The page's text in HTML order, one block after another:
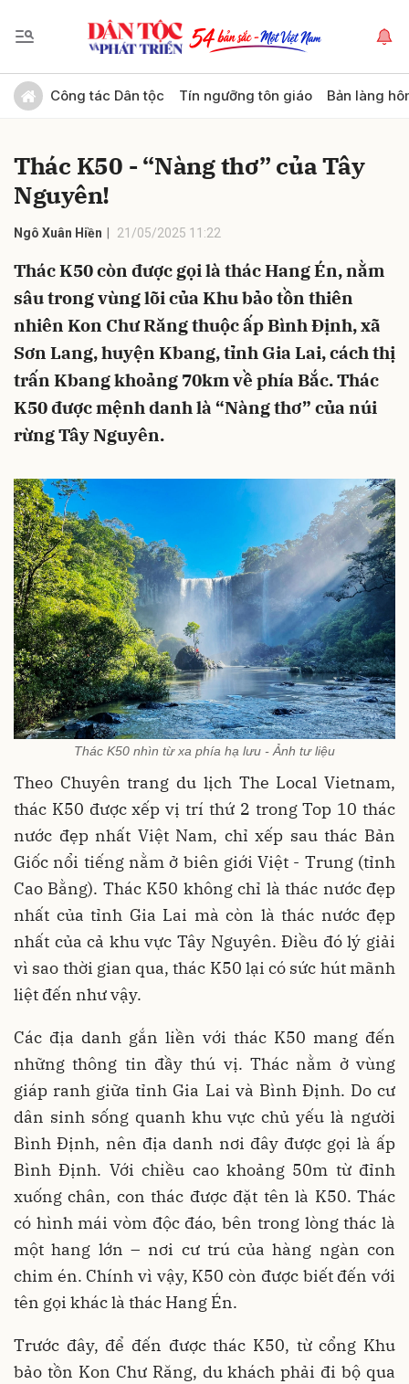
Công tác Dân tộc Tín ngưỡng tôn giáo Bản làng
Thác K50 - “Nàng thơ” của Tây
Nguyên!
Ngô Xuân Hiền 21/05/2025 11:22
Thác K50 còn được gọi là thác Hang Én, nằm
sâu trong vùng lõi của Khu bảo tồn thiên
nhiên Kon Chư Răng thuộc ấp Bình Định, xã
Sơn Lang, huyện Kbang, tỉnh Gia Lai, cách thị
trấn Kbang khoảng 70km về phía Bắc. Thác
K50 được mệnh danh là “Nàng thơ” của núi
rừng Tây Nguyên.
Thác K50 nhìn từ xa phía hạ lưu - Ảnh tư liệu
Theo Chuyên trang du lịch The Local Vietnam,
thác K50 được xếp vị trí thứ 2 trong Top 10 thác
nước đẹp nhất Việt Nam, chỉ xếp sau thác Bản
Giốc nổi tiếng nằm ở biên giới Việt - Trung (tỉnh
Cao Bằng). Thác K50 không chỉ là thác nước đẹp
nhất của tỉnh Gia Lai mà còn là thác nước đẹp
nhất của cả khu vực Tây Nguyên. Điều đó lý giải
vì sao thời gian qua, thác K50 lại có sức hút mãnh
liệt đến như vậy.
Các địa danh gắn liền với thác K50 mang đến
những thông tin đầy thú vị. Thác nằm ở vùng
giáp ranh giữa tỉnh Gia Lai và Bình Định. Do cư
dân sinh sống quanh khu vực chủ yếu là người
Bình Định, nên địa danh nơi đây được gọi là ấp
Bình Định. Với chiều cao khoảng 50m từ đỉnh
xuống chân, con thác được đặt tên là K50. Thác
có hình mái vòm độc đáo, bên trong lòng thác là
một hang lớn – nơi cư trú của hàng ngàn con
chim én. Chính vì vậy, K50 còn được biết đến với
tên gọi khác là thác Hang Én.
Trước đây, để đến được thác K50, từ cổng Khu
bảo tồn Kon Chư Răng, du khách phải đi bộ qua
Gửi bình luận
Hủy Gửi